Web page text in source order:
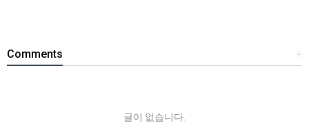
+
Comments
글이 없습니다.